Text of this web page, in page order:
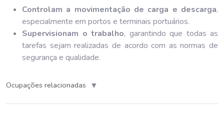
Controlam a movimentação de carga e descarga,
especialmente em portos e terminais portuários.
Supervisionam o trabalho, garantindo que todas as
tarefas sejam realizadas de acordo com as normas de
segurança e qualidade.
Ocupações relacionadas ▼